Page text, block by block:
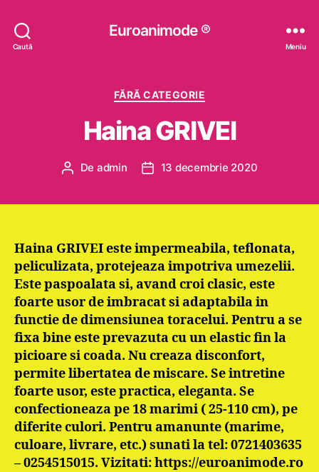
Caută
Euroanimode ®
Meniu
Categorii
FĂRĂ CATEGORIE
Haina GRIVEI
Autor
De admin
Dată13 decembrie 2020
Haina GRIVEI este impermeabila, teflonata,
peliculizata, protejeaza impotriva umezelii.
Este paspoalata si, avand croi clasic, este
foarte usor de imbracat si adaptabila in
functie de dimensiunea toracelui. Pentru a se
fixa bine este prevazuta cu un elastic fin la
picioare si coada. Nu creaza disconfort,
permite libertatea de miscare. Se intretine
foarte usor, este practica, eleganta. Se
confectioneaza pe 18 marimi ( 25-110 cm), pe
diferite culori. Pentru amanunte (marime,
culoare, livrare, etc.) sunati la tel: 0721403635
– 0254515015. Vizitati: https://euroanimode.ro